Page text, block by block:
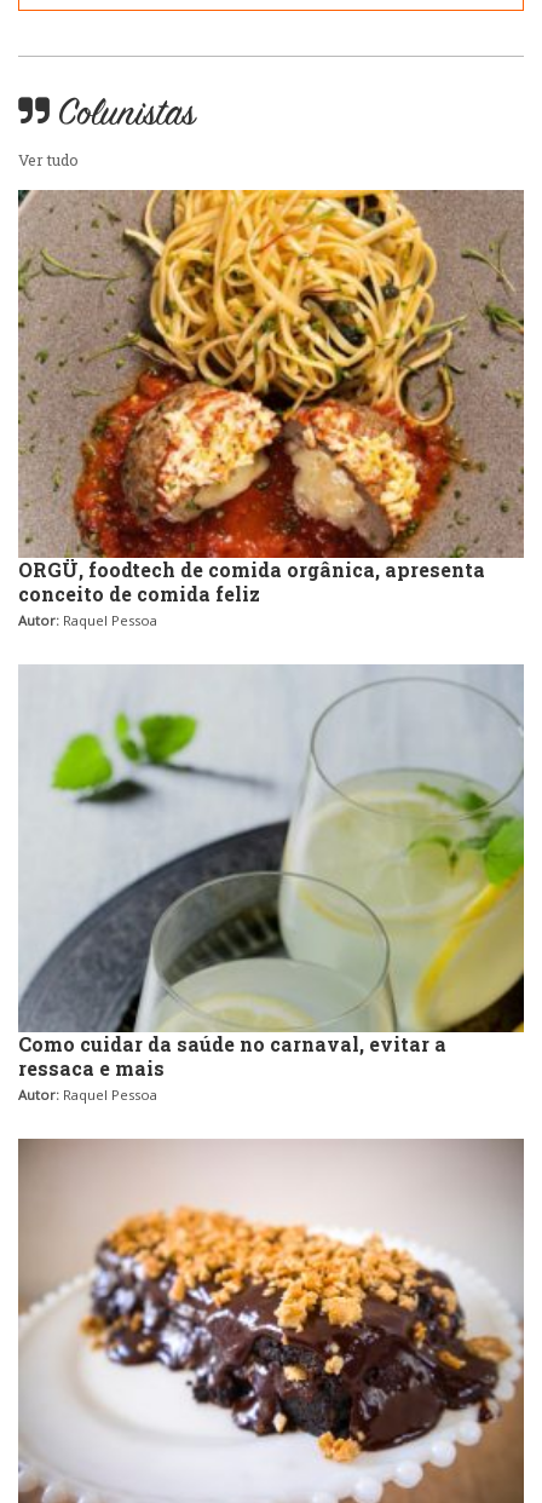
Sobremesas e sorvetes
Colunistas
Ver tudo
ORGÜ, foodtech de comida orgânica, apresenta
conceito de comida feliz
Autor: Raquel Pessoa
Como cuidar da saúde no carnaval, evitar a
ressaca e mais
Autor: Raquel Pessoa